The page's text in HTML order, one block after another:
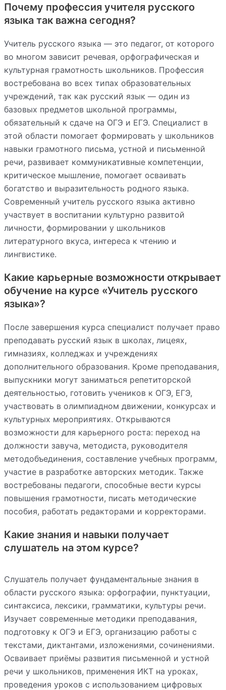
Почему профессия учителя русского
языка так важна сегодня?
Учитель русского языка — это педагог, от которого
во многом зависит речевая, орфографическая и
культурная грамотность школьников. Профессия
востребована во всех типах образовательных
учреждений, так как русский язык — один из
базовых предметов школьной программы,
обязательный к сдаче на ОГЭ и ЕГЭ. Специалист в
этой области помогает формировать у школьников
навыки грамотного письма, устной и письменной
речи, развивает коммуникативные компетенции,
критическое мышление, помогает осваивать
богатство и выразительность родного языка.
Современный учитель русского языка активно
участвует в воспитании культурно развитой
личности, формировании у школьников
литературного вкуса, интереса к чтению и
лингвистике.
Какие карьерные возможности открывает
обучение на курсе «Учитель русского
языка»?
После завершения курса специалист получает право
преподавать русский язык в школах, лицеях,
гимназиях, колледжах и учреждениях
дополнительного образования. Кроме преподавания,
выпускники могут заниматься репетиторской
деятельностью, готовить учеников к ОГЭ, ЕГЭ,
участвовать в олимпиадном движении, конкурсах и
культурных мероприятиях. Открываются
возможности для карьерного роста: переход на
должности завуча, методиста, руководителя
методобъединения, составление учебных программ,
участие в разработке авторских методик. Также
востребованы педагоги, способные вести курсы
повышения грамотности, писать методические
пособия, работать редакторами и корректорами.
Какие знания и навыки получает
слушатель на этом курсе?
Слушатель получает фундаментальные знания в
области русского языка: орфографии, пунктуации,
синтаксиса, лексики, грамматики, культуры речи.
Изучает современные методики преподавания,
подготовку к ОГЭ и ЕГЭ, организацию работы с
текстами, диктантами, изложениями, сочинениями.
Осваивает приёмы развития письменной и устной
речи у школьников, применения ИКТ на уроках,
проведения уроков с использованием цифровых